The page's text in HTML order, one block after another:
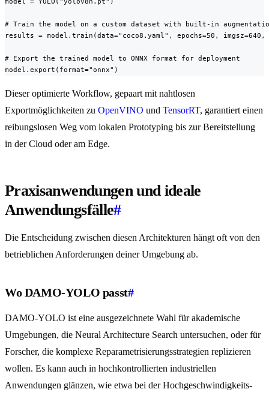
# Train the model on a custom dataset with built-in
results = model.train(data="coco8.yaml", epochs=50, imgsz=640,
# Export the trained model to ONNX format for deployment
model.export(format="onnx")
Dieser optimierte Workflow, gepaart mit nahtlosen
Exportmöglichkeiten zu OpenVINO und TensorRT, garantiert einen
reibungslosen Weg vom lokalen Prototyping bis zur Bereitstellung
in der Cloud oder am Edge.
Praxisanwendungen und ideale
Anwendungsfälle#
Die Entscheidung zwischen diesen Architekturen hängt oft von den
betrieblichen Anforderungen deiner Umgebung ab.
Wo DAMO-YOLO passt#
DAMO-YOLO ist eine ausgezeichnete Wahl für akademische
Umgebungen, die Neural Architecture Search untersuchen, oder für
Forscher, die komplexe Reparametrisierungsstrategien replizieren
wollen. Es kann auch in hochkontrollierten industriellen
Anwendungen glänzen, wie etwa bei der Hochgeschwindigkeits-